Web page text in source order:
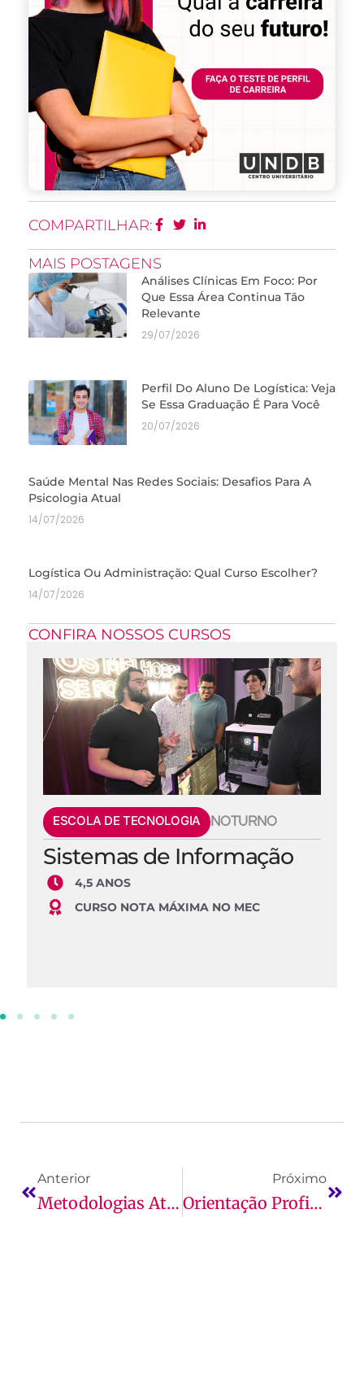
COMPARTILHAR:
MAIS POSTAGENS
Análises Clínicas Em Foco: Por
Que Essa Área Continua Tão
Relevante
29/07/2026
Perfil Do Aluno De Logística: Veja
Se Essa Graduação É Para Você
20/07/2026
Saúde Mental Nas Redes Sociais: Desafios Para A
Psicologia Atual
14/07/2026
Logística Ou Administração: Qual Curso Escolher?
14/07/2026
CONFIRA NOSSOS CURSOS
ESCOLA DE TECNOLOGIA NOTURNO
Sistemas de Informação
4,5 ANOS
CURSO NOTA MÁXIMA NO MEC
Anterior
Metodologias Ativas De Aprendizagem: O Que São?
Próximo
Orientação Profissional: Entenda A Importância